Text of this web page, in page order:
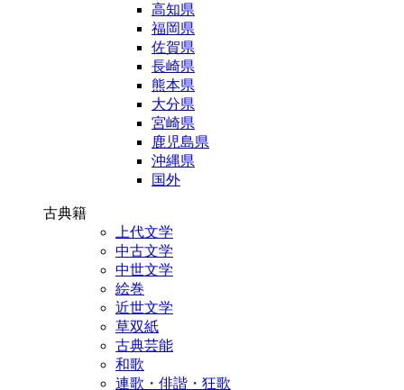
高知県
福岡県
佐賀県
長崎県
熊本県
大分県
宮崎県
鹿児島県
沖縄県
国外
古典籍
上代文学
中古文学
中世文学
絵巻
近世文学
草双紙
古典芸能
和歌
連歌・俳諧・狂歌